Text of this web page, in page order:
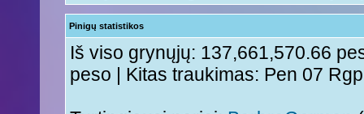
Pinigų statistikos
Iš viso grynųjų: 137,661,570.66
peso | Kitas traukimas: Pen 07